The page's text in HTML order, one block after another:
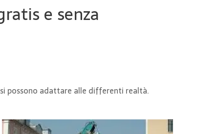
e senza
possono adattare alle differenti realtà.